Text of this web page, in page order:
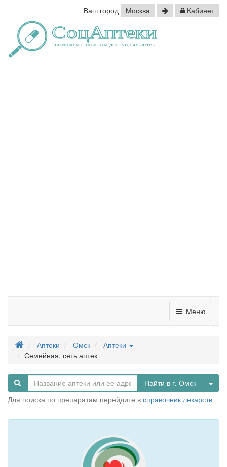
Ваш город Москва Кабинет
Меню
Аптеки Омск
Аптеки
Семейная, сеть аптек
Найти в г. Омск
Для поиска по препаратам перейдите в справочник лекарств